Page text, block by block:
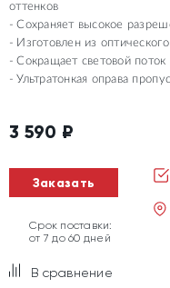
оттенков
Сохраняет высокое
Изготовлен из
Сокращает световой
Ультратонкая оправа
3 590 ₽
Заказать
Срок поставки:
от 7 до 60 дней
В сравнение